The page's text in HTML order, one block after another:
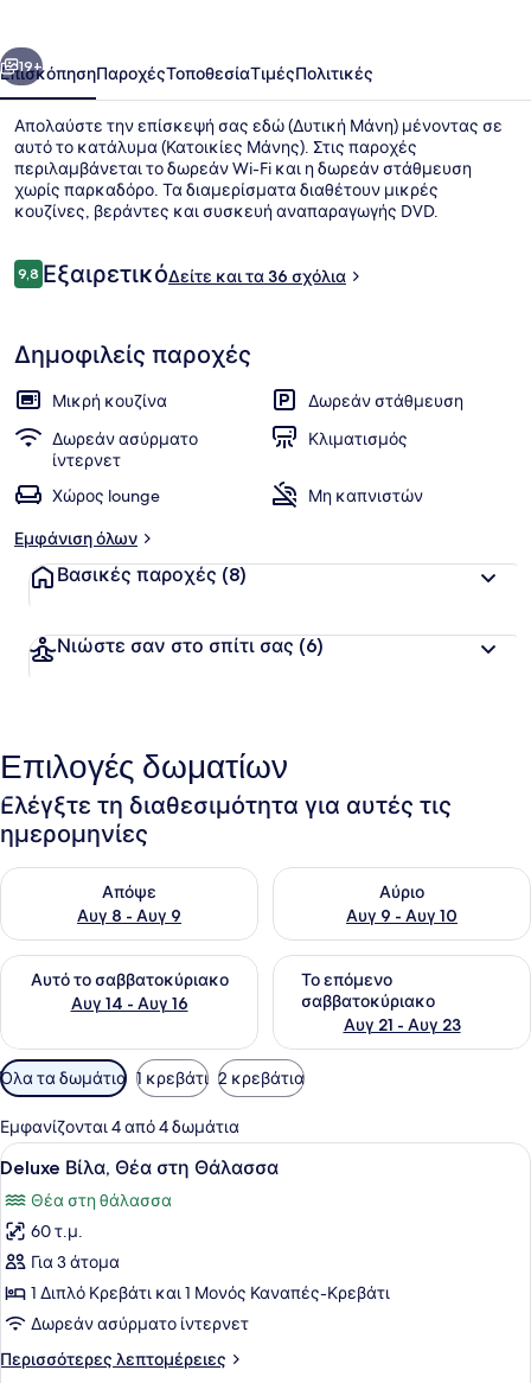
Επόμενο
19+
ΕπισκόπησηΠαροχέςΤοποθεσίαΤιμέςΠολιτικές
Απολαύστε την επίσκεψή σας εδώ (Δυτική Μάνη) μένοντας σε
αυτό το κατάλυμα (Κατοικίες Μάνης). Στις παροχές
περιλαμβάνεται το δωρεάν Wi-Fi και η δωρεάν στάθμευση
χωρίς παρκαδόρο. Τα διαμερίσματα διαθέτουν μικρές
κουζίνες, βεράντες και συσκευή αναπαραγωγής DVD.
Σχόλια
9,89,8 στα 10
ΕξαιρετικόΔείτε και τα 36 σχόλια
Δημοφιλείς παροχές
Μικρή κουζίνα
Δωρεάν στάθμευση
Δωρεάν ασύρματο
ίντερνετ
Κλιματισμός
Χώρος lounge
Μη καπνιστών
Εμφάνιση όλων
Βασικές παροχές (8)
Νιώστε σαν στο σπίτι σας (6)
Επιλογές δωματίων
Ελέγξτε τη διαθεσιμότητα για αυτές τις
ημερομηνίες
Απόψε
Αυγ 8 - Αυγ 9
Έλεγχος διαθεσιμότητας για απόψε Αυγ 8 - Αυγ 9
Αύριο
Αυγ 9 - Αυγ 10
Έλεγχος διαθεσιμότητας
Αυτό το σαββατοκύριακο
Αυγ 14 - Αυγ 16
Έλεγχος διαθεσιμότητας για αυτό το σαββατοκύριακο Αυγ
Το επόμενο
σαββατοκύριακο
Αυγ 21 - Αυγ 23
Έλεγχος διαθεσιμότητας
Διαθέσιμα
φίλτρα
για
τα
δωμάτια
Όλα τα δωμάτια 1 κρεβάτι 2 κρεβάτια
Εμφανίζονται 4 από 4 δωμάτια
Προβολή
όλων
των
φωτογραφιών
για
Deluxe
Βίλα,
Θέα
στη
Ένα άνετο σαλόνι με τζάκι,
3
Deluxe Βίλα, Θέα στη Θάλασσα
Θέα στη θάλασσα
60 τ.μ.
Για 3 άτομα
1 Διπλό Κρεβάτι και 1 Μονός Καναπές-Κρεβάτι
Δωρεάν ασύρματο ίντερνετ
Περισσότερες λεπτομέρειες
Περισσότερες